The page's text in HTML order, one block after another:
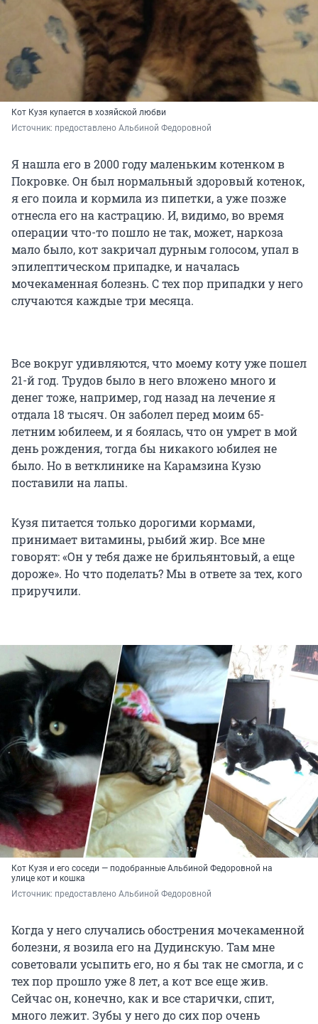
Кот Кузя купается в хозяйской любви
Источник: предоставлено Альбиной Федоровной
Я нашла его в 2000 году маленьким котенком в
Покровке. Он был нормальный здоровый котенок,
я его поила и кормила из пипетки, а уже позже
отнесла его на кастрацию. И, видимо, во время
операции что-то пошло не так, может, наркоза
мало было, кот закричал дурным голосом, упал в
эпилептическом припадке, и началась
мочекаменная болезнь. С тех пор припадки у него
случаются каждые три месяца.
Все вокруг удивляются, что моему коту уже пошел
21-й год. Трудов было в него вложено много и
денег тоже, например, год назад на лечение я
отдала 18 тысяч. Он заболел перед моим 65-
летним юбилеем, и я боялась, что он умрет в мой
день рождения, тогда бы никакого юбилея не
было. Но в ветклинике на Карамзина Кузю
поставили на лапы.
Кузя питается только дорогими кормами,
принимает витамины, рыбий жир. Все мне
говорят: «Он у тебя даже не брильянтовый, а еще
дороже». Но что поделать? Мы в ответе за тех, кого
приручили.
Кот Кузя и его соседи — подобранные Альбиной Федоровной на
улице кот и кошка
Источник: предоставлено Альбиной Федоровной
Когда у него случались обострения мочекаменной
болезни, я возила его на Дудинскую. Там мне
советовали усыпить его, но я бы так не смогла, и с
тех пор прошло уже 8 лет, а кот все еще жив.
Сейчас он, конечно, как и все старички, спит,
много лежит. Зубы у него до сих пор очень